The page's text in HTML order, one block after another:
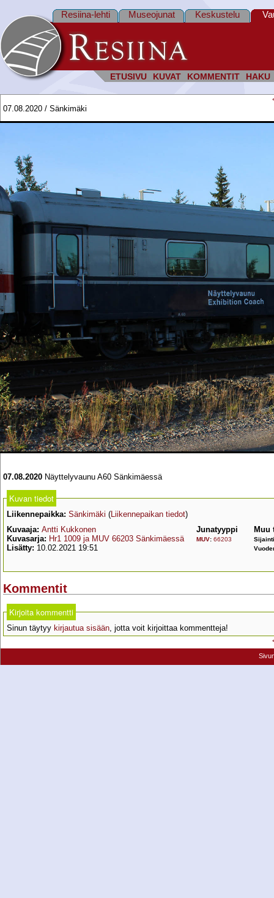
ETUSIVU KUVAT KOMMENTIT HAKU
Resiina-lehti Museojunat Keskustelu
07.08.2020 / Sänkimäki
07.08.2020 Näyttelyvaunu A60 Sänkimäessä
Kuvan tiedot
Liikennepaikka: Sänkimäki (Liikennepaikan tiedot)
Kuvaaja: Antti Kukkonen
Kuvasarja: Hr1 1009 ja MUV 66203 Sänkimäessä
Lisätty: 10.02.2021 19:51
Junatyyppi
MUV: 66203
Muu
Kommentit
Kirjoita kommentti
Sinun täytyy kirjautua sisään , jotta voit kirjoittaa kommentteja!